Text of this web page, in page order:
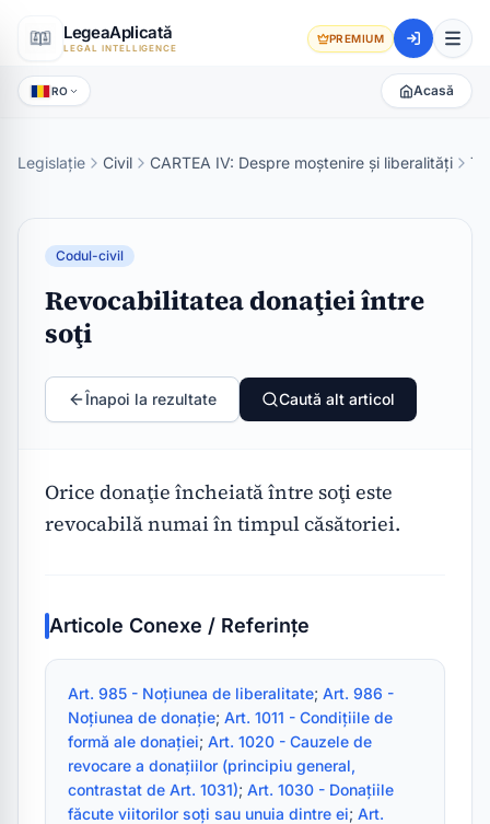
LegeaAplicată
LEGAL INTELLIGENCE
PREMIUM
RO Acasă
Legislație Civil CARTEA IV: Despre moştenire şi liberalităţi
Codul-civil
Revocabilitatea donaţiei între
soţi
Înapoi la rezultate Caută alt articol
Orice donaţie încheiată între soţi este
revocabilă numai în timpul căsătoriei.
Articole Conexe / Referințe
Art. 985 - Noțiunea de liberalitate; Art. 986 -
Noțiunea de donație; Art. 1011 - Condițiile de
formă ale donației; Art. 1020 - Cauzele de
revocare a donațiilor (principiu general,
contrastat de Art. 1031); Art. 1030 - Donațiile
făcute viitorilor soți sau unuia dintre ei; Art.